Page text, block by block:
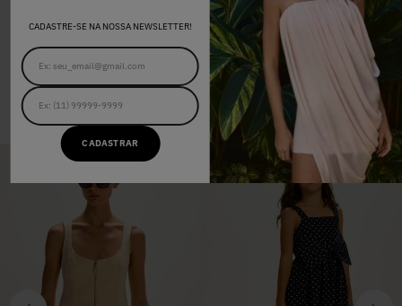
CADASTRE-SE NA NOSSA NEWSLETTER!
CADASTRAR
COMPRAR O LOOK
COMPRE TAMBÉM